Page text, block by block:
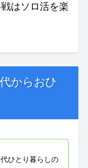
はソロ活を楽
からおひ
ひとり暮らしの